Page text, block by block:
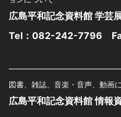
広島平和記念資料館 学芸
Tel： 082-242-7796
図書、雑誌、音楽・音声、動画
広島平和記念資料館 情報